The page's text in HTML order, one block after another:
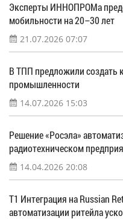
Эксперты ИННОПРОМа
мобильности на 20–30 лет
21.07.2026 07:07
В ТПП предложили создать
промышленности
14.07.2026 15:03
Решение «Росэла»
радиотехническом
14.04.2026 20:08
Т1 Интеграция на Russian
автоматизации ритейла